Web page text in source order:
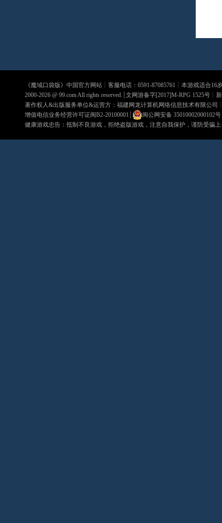
《魔域口袋版》中国官方网站┊客服电话：0591-87085761┊本游戏适合16
2000-2026 @ 99.comAll rights reserved.┊文网游备字[2017]M-RPG 1525号┊
著作权人&出版服务单位&运营方：福建网龙计算机网络信息技术有限公司
增值电信业务经营许可证闽B2-20100001 ┊ 闽公网安备 35010002000102号
健康游戏忠告：抵制不良游戏，拒绝盗版游戏，注意自我保护，谨防受骗